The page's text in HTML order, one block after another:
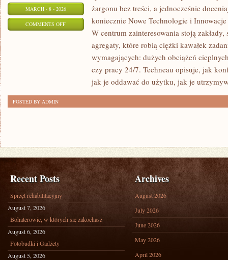
MARCH - 8 - 2026
COMMENTS OFFON
STOCZNIOWY
żargonu bez treści, a jednocześnie
koniecznie Nowe Technologie i
W centrum zainteresowania stoją
agregaty, które robią ciężki kawałek
wymagających: dużych obciążeń
czy pracy 24/7. Techneau opisuje, jak
jak je oddawać do użytku, jak je
POSTED BY ADMIN
Recent Posts
Sprzęt rehabilitacyjny
August 7, 2026
Bohaterowie, w których się zakochasz
August 6, 2026
Fotobudki i Gadżety
August 5, 2026
Archives
August 2026
July 2026
June 2026
May 2026
April 2026